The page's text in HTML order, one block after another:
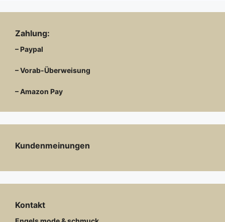
Zahlung:
– Paypal
– Vorab-Überweisung
– Amazon Pay
Kundenmeinungen
Kontakt